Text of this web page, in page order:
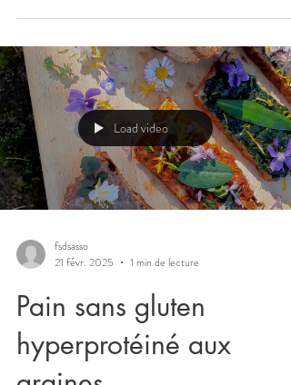
Load video
fsdsasso
21 févr. 2025
1 min de lecture
Pain sans gluten
hyperprotéiné aux